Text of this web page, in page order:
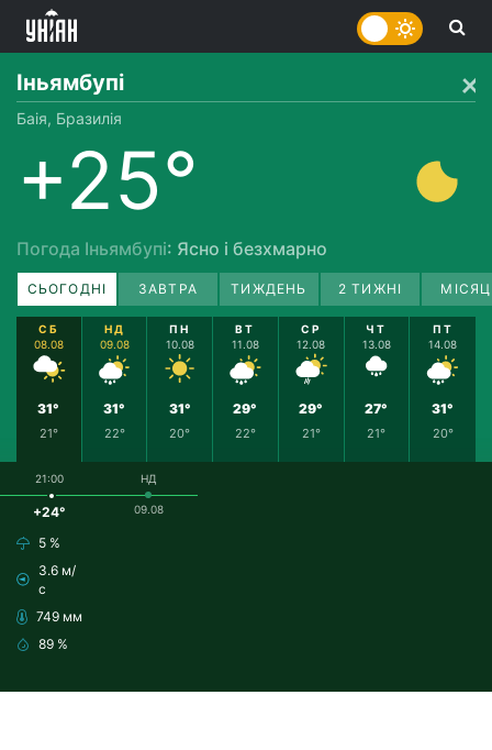
Іньямбупі
Баія, Бразилія
+25°
Погода Іньямбупі: Ясно і безхмарно
СЬОГОДНІ ЗАВТРА ТИЖДЕНЬ 2 ТИЖНІ
СБ
08.08
31°
21°
НД
09.08
31°
22°
ПН
10.08
31°
20°
ВТ
11.08
29°
22°
СР
12.08
29°
21°
ЧТ
13.08
27°
21°
ПТ
14.08
31°
20°
21:00
+24°
5 %
3.6 м/
с
749 мм
89 %
НД
09.08